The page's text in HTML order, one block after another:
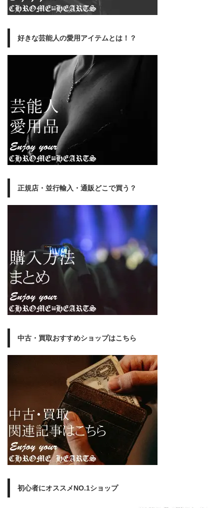
好きな芸能人の愛用アイテムとは！？
正規店・並行輸入・通販どこで買う？
中古・買取おすすめショップはこちら
初心者にオススメNO.1ショップ